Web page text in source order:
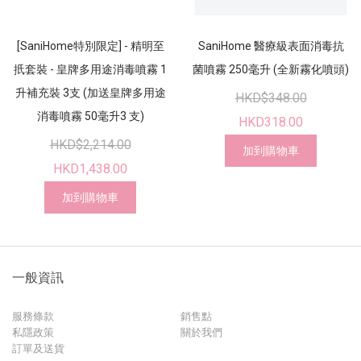
[SaniHome特別限定] - 精明至
扺套裝 - 皇牌多用途消毒噴霧 1
升補充裝 3支 (加送皇牌多用途
消毒噴霧 50毫升3 支)
HKD$2,214.00
HKD1,438.00
加到購物車
SaniHome 醫療級表面消毒抗
菌噴霧 250毫升 (全新霧化噴頭)
HKD$348.00
HKD318.00
加到購物車
一般資訊
服務條款
私隱政策
訂單及送貨
銷售點
關於我們